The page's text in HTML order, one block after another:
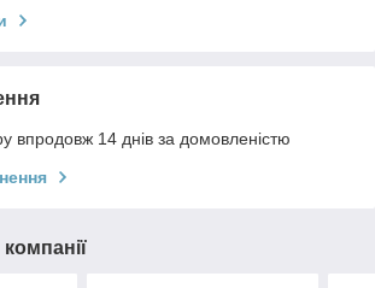
впродовж 14 днів за домовленістю